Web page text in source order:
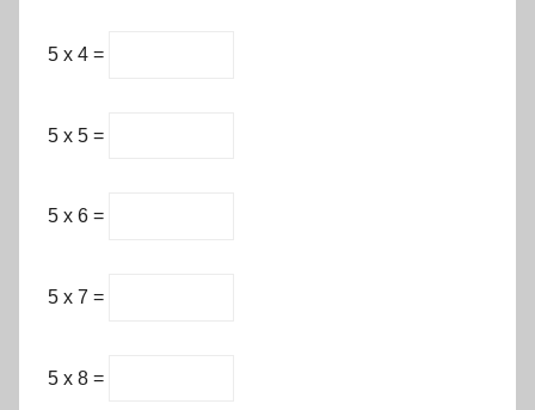
5 x 4 =
5 x 5 =
5 x 6 =
5 x 7 =
5 x 8 =